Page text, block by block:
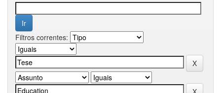
Filtros correntes: